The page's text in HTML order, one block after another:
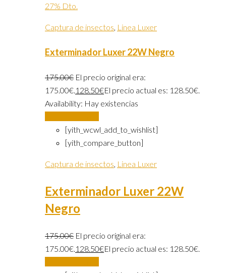
27% Dto.
Captura de insectos, Linea Luxer
Exterminador Luxer 22W Negro
175.00€ El precio original era:
175.00€.128.50€El precio actual es: 128.50€.
Availability: Hay existencias
[yith_wcwl_add_to_wishlist]
[yith_compare_button]
Captura de insectos, Linea Luxer
Exterminador Luxer 22W
Negro
175.00€ El precio original era:
175.00€.128.50€El precio actual es: 128.50€.